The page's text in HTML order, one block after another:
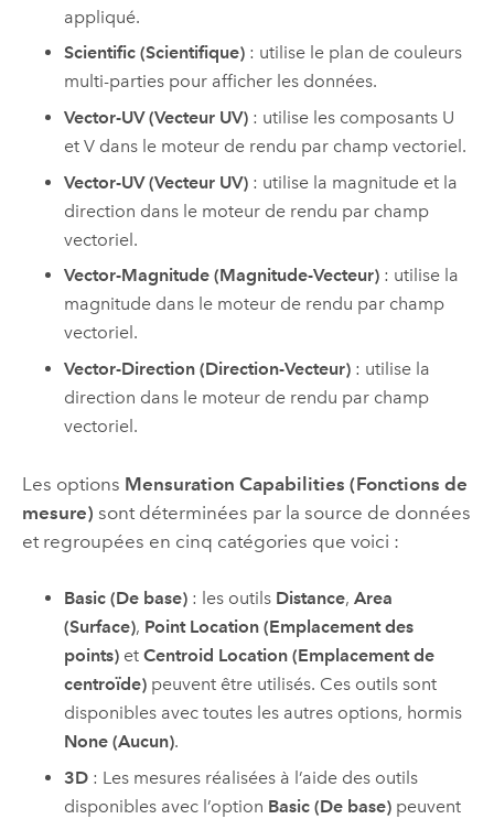
appliqué.
Scientific (Scientifique) : utilise le plan de couleurs
multi-parties pour afficher les données.
Vector-UV (Vecteur UV) : utilise les composants U
et V dans le moteur de rendu par champ vectoriel.
Vector-UV (Vecteur UV) : utilise la magnitude et la
direction dans le moteur de rendu par champ
vectoriel.
Vector-Magnitude (Magnitude-Vecteur) : utilise la
magnitude dans le moteur de rendu par champ
vectoriel.
Vector-Direction (Direction-Vecteur) : utilise la
direction dans le moteur de rendu par champ
vectoriel.
Les options Mensuration Capabilities (Fonctions de
mesure) sont déterminées par la source de données
et regroupées en cinq catégories que voici :
Basic (De base) : les outils Distance,Area
(Surface), Point Location (Emplacement des
points) etCentroid Location (Emplacement de
centroïde) peuvent être utilisés. Ces outils sont
disponibles avec toutes les autres options, hormis
None (Aucun).
3D : Les mesures réalisées à l’aide des outils
disponibles avec l’option Basic (De base) peuvent